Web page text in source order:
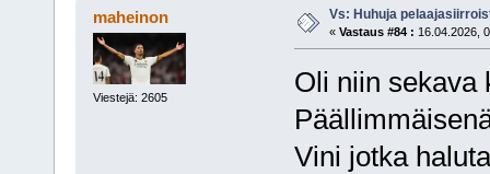
maheinon
Viestejä: 2605
Vs: Huhuja
« Vastaus #84 : 16.04.2026,
Oli niin sekava
Vini jotka